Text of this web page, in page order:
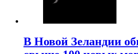
В Новой Зеландии